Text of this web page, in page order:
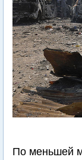
По меньшей